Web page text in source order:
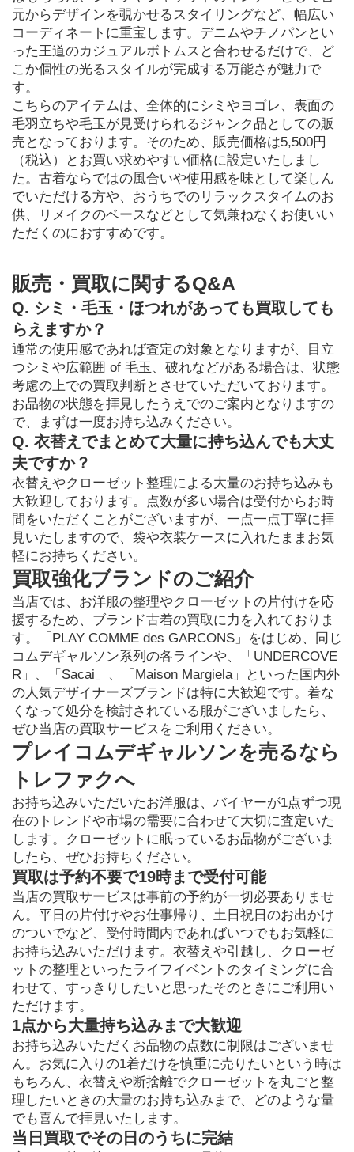
元からデザインを覗かせるスタイリングなど、幅広い
コーディネートに重宝します。デニムやチノパンとい
った王道のカジュアルボトムスと合わせるだけで、ど
こか個性の光るスタイルが完成する万能さが魅力で
す。
こちらのアイテムは、全体的にシミやヨゴレ、表面の
毛羽立ちや毛玉が見受けられるジャンク品としての販
売となっております。そのため、販売価格は5,500円
（税込）とお買い求めやすい価格に設定いたしまし
た。古着ならではの風合いや使用感を味として楽しん
でいただける方や、おうちでのリラックスタイムのお
供、リメイクのベースなどとして気兼ねなくお使いい
ただくのにおすすめです。
販売・買取に関するQ&A
Q. シミ・毛玉・ほつれがあっても買取しても
らえますか？
通常の使用感であれば査定の対象となりますが、目立
つシミや広範囲 of 毛玉、破れなどがある場合は、状態
考慮の上での買取判断とさせていただいております。
お品物の状態を拝見したうえでのご案内となりますの
で、まずは一度お持ち込みください。
Q. 衣替えでまとめて大量に持ち込んでも大丈
夫ですか？
衣替えやクローゼット整理による大量のお持ち込みも
大歓迎しております。点数が多い場合は受付からお時
間をいただくことがございますが、一点一点丁寧に拝
見いたしますので、袋や衣装ケースに入れたままお気
軽にお持ちください。
買取強化ブランドのご紹介
当店では、お洋服の整理やクローゼットの片付けを応
援するため、ブランド古着の買取に力を入れておりま
す。「PLAY COMME des GARCONS」をはじめ、同じ
コムデギャルソン系列の各ラインや、「UNDERCOVE
R」、「Sacai」、「Maison Margiela」といった国内外
の人気デザイナーズブランドは特に大歓迎です。着な
くなって処分を検討されている服がございましたら、
ぜひ当店の買取サービスをご利用ください。
プレイコムデギャルソンを売るなら
トレファクへ
お持ち込みいただいたお洋服は、バイヤーが1点ずつ現
在のトレンドや市場の需要に合わせて大切に査定いた
します。クローゼットに眠っているお品物がございま
したら、ぜひお持ちください。
買取は予約不要で19時まで受付可能
当店の買取サービスは事前の予約が一切必要ありませ
ん。平日の片付けやお仕事帰り、土日祝日のお出かけ
のついでなど、受付時間内であればいつでもお気軽に
お持ち込みいただけます。衣替えや引越し、クローゼ
ットの整理といったライフイベントのタイミングに合
わせて、すっきりしたいと思ったそのときにご利用い
ただけます。
1点から大量持ち込みまで大歓迎
お持ち込みいただくお品物の点数に制限はございませ
ん。お気に入りの1着だけを慎重に売りたいという時は
もちろん、衣替えや断捨離でクローゼットを丸ごと整
理したいときの大量のお持ち込みまで、どのような量
でも喜んで拝見いたします。
当日買取でその日のうちに完結